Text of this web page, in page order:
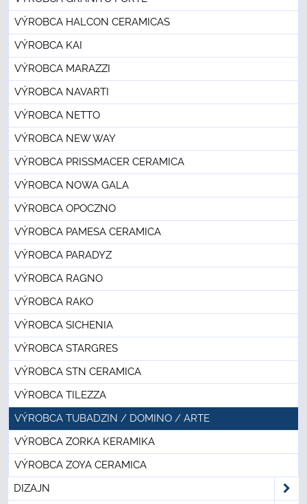
VÝROBCA HALCON CERAMICAS
VÝROBCA KAI
VÝROBCA MARAZZI
VÝROBCA NAVARTI
VÝROBCA NETTO
VÝROBCA NEW WAY
VÝROBCA PRISSMACER CERAMICA
VÝROBCA NOWA GALA
VÝROBCA OPOCZNO
VÝROBCA PAMESA CERAMICA
VÝROBCA PARADYZ
VÝROBCA RAGNO
VÝROBCA RAKO
VÝROBCA SICHENIA
VÝROBCA STARGRES
VÝROBCA STN CERAMICA
VÝROBCA TILEZZA
VÝROBCA TUBADZIN / DOMINO / ARTE
VÝROBCA ZORKA KERAMIKA
VÝROBCA ZOYA CERAMICA
DIZAJN